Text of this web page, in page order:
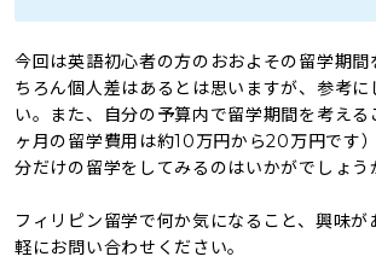
今回は英語初心者の方のおおよその留学期間
ちろん個人差はあるとは思いますが、参考に
い。また、自分の予算内で留学期間を考える
ヶ月の留学費用は約10万円から20万円です
分だけの留学をしてみるのはいかがでしょう
フィリピン留学で何か気になること、興味が
軽にお問い合わせください。